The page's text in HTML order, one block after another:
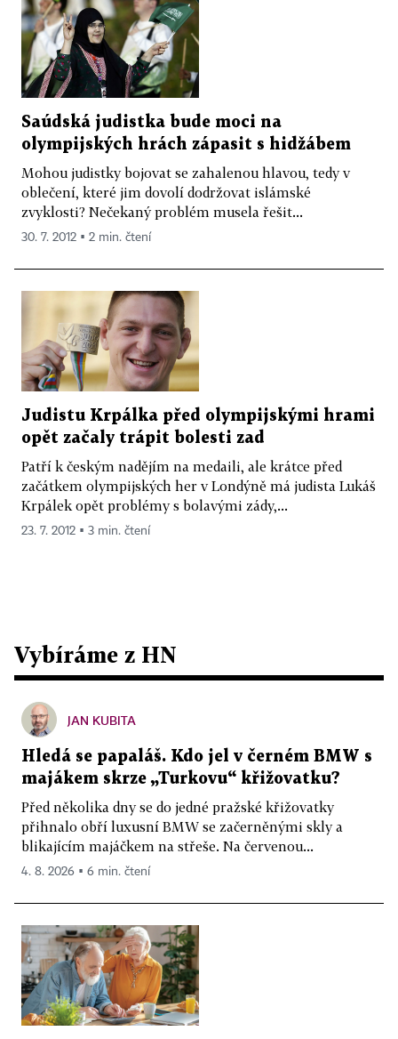
Saúdská judistka bude moci na
olympijských hrách zápasit s hidžábem
Mohou judistky bojovat se zahalenou hlavou, tedy v
oblečení, které jim dovolí dodržovat islámské
zvyklosti? Nečekaný problém musela řešit...
30. 7. 2012 ▪ 2 min. čtení
Judistu Krpálka před olympijskými hrami
opět začaly trápit bolesti zad
Patří k českým nadějím na medaili, ale krátce před
začátkem olympijských her v Londýně má judista Lukáš
Krpálek opět problémy s bolavými zády,...
23. 7. 2012 ▪ 3 min. čtení
Vybíráme z HN
JAN KUBITA
Hledá se papaláš. Kdo jel v černém BMW s
majákem skrze „Turkovu“ křižovatku?
Před několika dny se do jedné pražské křižovatky
přihnalo obří luxusní BMW se začerněnými skly a
blikajícím majáčkem na střeše. Na červenou...
4. 8. 2026 ▪ 6 min. čtení